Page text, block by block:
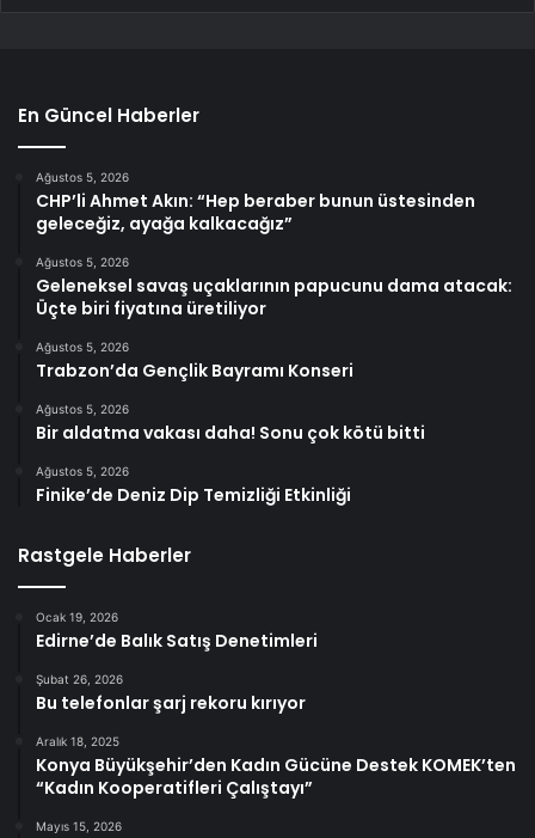
En Güncel Haberler
Ağustos 5, 2026
CHP’li Ahmet Akın: “Hep beraber bunun üstesinden
geleceğiz, ayağa kalkacağız”
Ağustos 5, 2026
Geleneksel savaş uçaklarının papucunu dama atacak:
Üçte biri fiyatına üretiliyor
Ağustos 5, 2026
Trabzon’da Gençlik Bayramı Konseri
Ağustos 5, 2026
Bir aldatma vakası daha! Sonu çok kötü bitti
Ağustos 5, 2026
Finike’de Deniz Dip Temizliği Etkinliği
Rastgele Haberler
Ocak 19, 2026
Edirne’de Balık Satış Denetimleri
Şubat 26, 2026
Bu telefonlar şarj rekoru kırıyor
Aralık 18, 2025
Konya Büyükşehir’den Kadın Gücüne Destek KOMEK’ten
“Kadın Kooperatifleri Çalıştayı”
Mayıs 15, 2026